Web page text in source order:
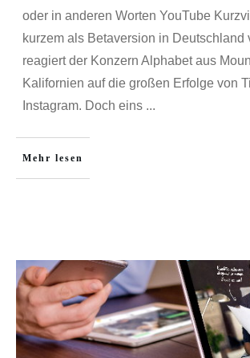
oder in anderen Worten YouTube
kurzem als Betaversion in Deutschland
reagiert der Konzern Alphabet aus
Kalifornien auf die großen Erfolge von
Instagram. Doch eins ...
Mehr lesen